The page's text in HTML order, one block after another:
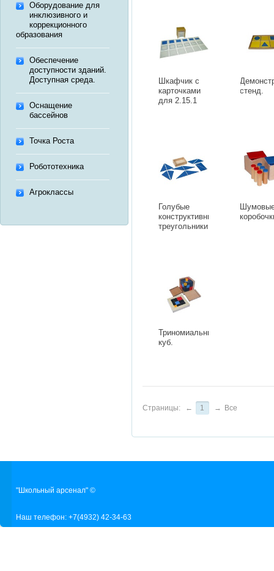
Оборудование для
инклюзивного и
коррекционного
образования
Обеспечение
доступности зданий.
Доступная среда.
Оснащение
бассейнов
Точка Роста
Робототехника
Агроклассы
Шкафчик с
карточками
для 2.15.1
стенд.
Голубые
конструктивные
треугольники.
Триномиальный
куб.
Страницы: ← 1 → Все
"Школьный арсенал" ©
Наш телефон: +7(4932) 42-34-63